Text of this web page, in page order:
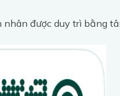
nhân được duy trì bằng